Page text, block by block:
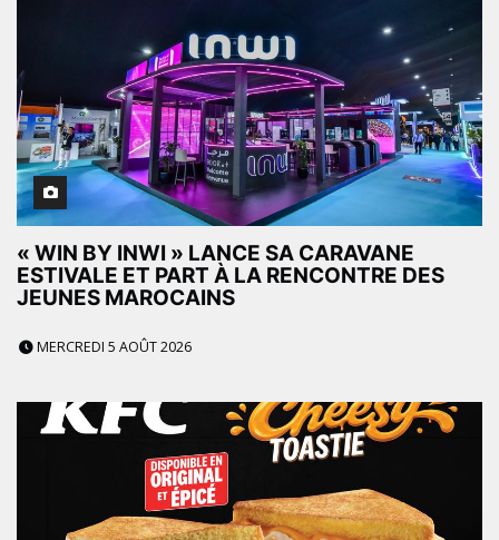
« WIN BY INWI » LANCE SA CARAVANE
ESTIVALE ET PART À LA RENCONTRE DES
JEUNES MAROCAINS
MERCREDI 5 AOÛT 2026